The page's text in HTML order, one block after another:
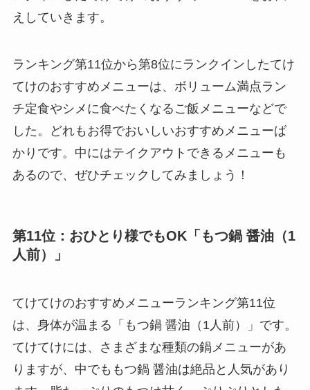
えしていきます。
ランキング第11位から第8位にランクインしたてけ
てけのおすすめメニューは、ボリューム満点ラン
チ定食やシメに食べたくなるご飯メニューなどで
した。どれもお得でおいしいおすすめメニューば
かりです。中にはテイクアウトできるメニューも
あるので、ぜひチェックしてみましょう！
第11位：おひとり様でもOK「もつ鍋 醤油（1
人前）」
てけてけのおすすめメニューランキング第11位
は、身体が温まる「もつ鍋 醤油（1人前）」です。
てけてけには、さまざまな種類の鍋メニューがあ
りますが、中でももつ鍋 醤油は絶品と人気があり